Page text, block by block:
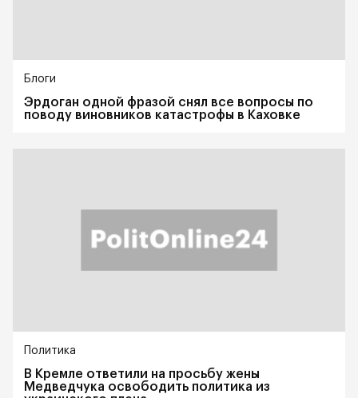
Блоги
Эрдоган одной фразой снял все вопросы по
поводу виновников катастрофы в Каховке
Политика
В Кремле ответили на просьбу жены
Медведчука освободить политика из